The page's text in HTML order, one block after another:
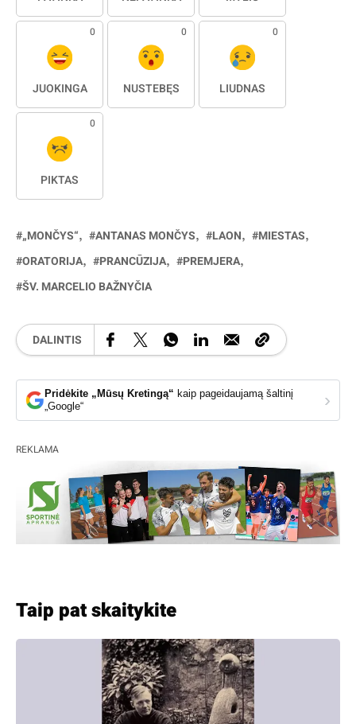
0
JUOKINGA
0
NUSTEBĘS
0
LIŪDNAS
0
PIKTAS
„MONČYS“ ANTANAS MONČYS LAON
MIESTAS
ORATORIJA
PRANCŪZIJA
PREMJERA
ŠV. MARCELIO BAŽNYČIA
DALINTIS
Pridėkite „Mūsų Kretingą“ kaip pageidaujamą šaltinį
„Google“
›
REKLAMA
Taip pat skaitykite